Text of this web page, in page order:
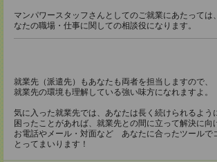
マンパワースタッフさんとしてのご就業にあたっては
なたの職場・仕事に関しての相談役になります。
就業先（派遣先）もあなたも両者を担当しますので、
就業先の環境も理解している強い味方になれますよ。
気に入った就業先では、あなたは長く続けられるよう
困ったことがあれば、就業先との間に立って解決に向
お電話やメール・対面など あなたに合ったツールで
とってまいります！